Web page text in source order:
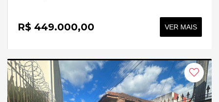
R$ 449.000,00 VER MAIS